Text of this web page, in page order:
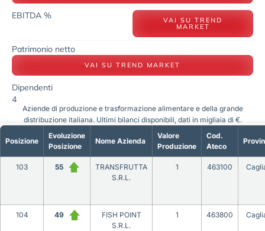
EBITDA % VAI SU TREND
MARKET
Patrimonio netto
VAI SU TREND MARKET
Dipendenti
4
Posizione
Evoluzione
Posizione
Nome Azienda
Valore
Produzione
Cod.
Ateco
103 55
TRANSFRUTTA
S.R.L.
1 463100
104 49
FISH POINT
S.R.L.
1 463800
Aziende di produzione e trasformazione alimentare e della grande
distribuzione italiana. Ultimi bilanci disponibili, dati in migliaia di €.